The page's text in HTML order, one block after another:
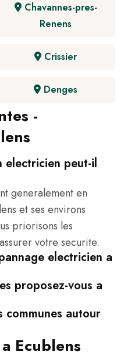
Chavannes-pres-
Renens
Crissier
Denges
-
electricien peut-il
generalement en
et ses environs
priorisons les
votre securite.
electricien a
proposez-vous a
communes autour
Ecublens